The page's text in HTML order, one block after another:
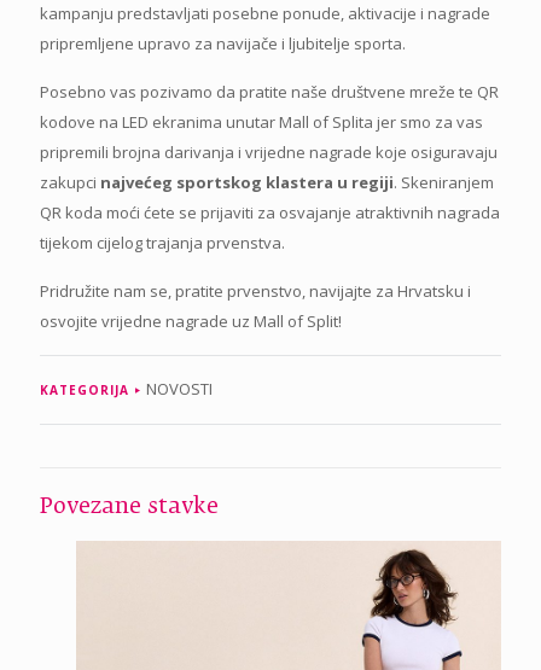
kampanju predstavljati posebne ponude, aktivacije i nagrade
pripremljene upravo za navijače i ljubitelje sporta.
Posebno vas pozivamo da pratite naše društvene mreže te QR
kodove na LED ekranima unutar Mall of Splita jer smo za vas
pripremili brojna darivanja i vrijedne nagrade koje osiguravaju
zakupci najvećeg sportskog klastera u regiji. Skeniranjem
QR koda moći ćete se prijaviti za osvajanje atraktivnih nagrada
tijekom cijelog trajanja prvenstva.
Pridružite nam se, pratite prvenstvo, navijajte za Hrvatsku i
osvojite vrijedne nagrade uz Mall of Split!
KATEGORIJA NOVOSTI
Povezane stavke